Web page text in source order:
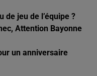
jeu de l’équipe ?
Attention Bayonne
un anniversaire